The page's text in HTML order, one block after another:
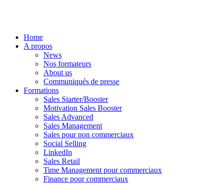
Home
A propos
News
Nos formateurs
About us
Communiqués de presse
Formations
Sales Starter/Booster
Motivation Sales Booster
Sales Advanced
Sales Management
Sales pour non commerciaux
Social Selling
LinkedIn
Sales Retail
Time Management pour commerciaux
Finance pour commerciaux